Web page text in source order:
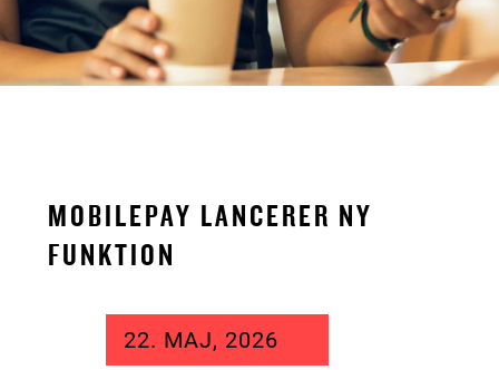
MOBILEPAY LANCERER NY
FUNKTION
22. MAJ, 2026